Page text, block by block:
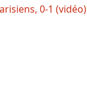
0-1 (vidéo)